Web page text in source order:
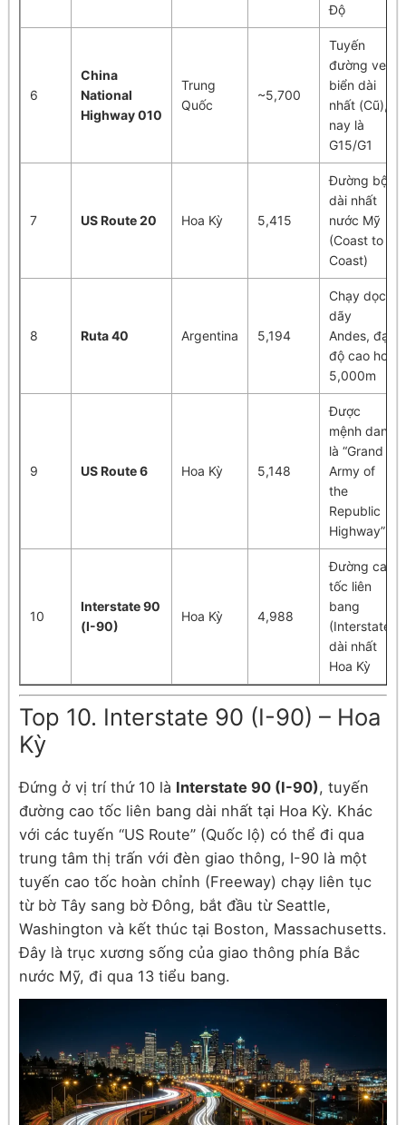
Độ
6
China
National
Highway 010
Trung
Quốc
~5,700
Tuyến
đường ven
biển dài
nhất (Cũ),
nay là
G15/G1
7 US Route 20 Hoa Kỳ 5,415
Đường bộ
dài nhất
nước Mỹ
(Coast to
Coast)
8 Ruta 40 Argentina 5,194
Chạy dọc
dãy
Andes, đạt
độ cao hơn
5,000m
9 US Route 6 Hoa Kỳ 5,148
Được
mệnh danh
là “Grand
Army of
the
Republic
Highway”
10
Interstate 90
(I-90)
Hoa Kỳ 4,988
Đường cao
tốc liên
bang
(Interstate)
dài nhất
Hoa Kỳ
Top 10. Interstate 90 (I-90) – Hoa
Kỳ
Đứng ở vị trí thứ 10 là Interstate 90 (I-90), tuyến
đường cao tốc liên bang dài nhất tại Hoa Kỳ. Khác
với các tuyến “US Route” (Quốc lộ) có thể đi qua
trung tâm thị trấn với đèn giao thông, I-90 là một
tuyến cao tốc hoàn chỉnh (Freeway) chạy liên tục
từ bờ Tây sang bờ Đông, bắt đầu từ Seattle,
Washington và kết thúc tại Boston, Massachusetts.
Đây là trục xương sống của giao thông phía Bắc
nước Mỹ, đi qua 13 tiểu bang.